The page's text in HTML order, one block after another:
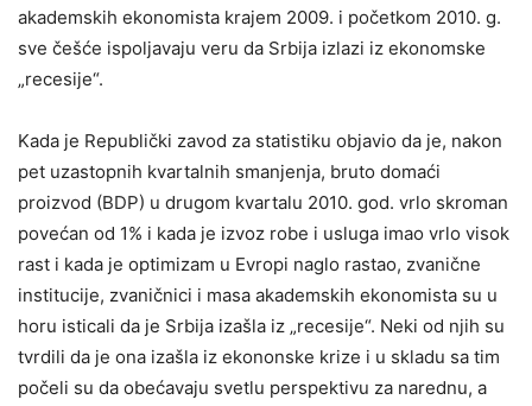
akademskih ekonomista krajem 2009. i početkom 2010. g.
sve češće ispoljavaju veru da Srbija izlazi iz ekonomske
„recesije“.
Kada je Republički zavod za statistiku objavio da je, nakon
pet uzastopnih kvartalnih smanjenja, bruto domaći
proizvod (BDP) u drugom kvartalu 2010. god. vrlo skroman
povećan od 1% i kada je izvoz robe i usluga imao vrlo visok
rast i kada je optimizam u Evropi naglo rastao, zvanične
institucije, zvaničnici i masa akademskih ekonomista su u
horu isticali da je Srbija izašla iz „recesije“. Neki od njih su
tvrdili da je ona izašla iz ekononske krize i u skladu sa tim
počeli su da obećavaju svetlu perspektivu za narednu, a